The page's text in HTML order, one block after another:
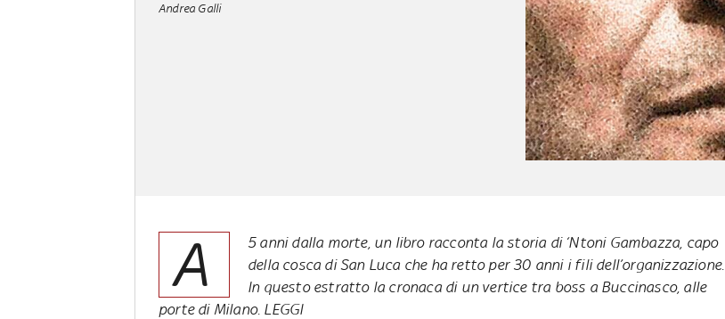
Andrea Galli
A 5 anni dalla morte, un libro racconta la storia di ‘Ntoni Gambazza, capo
della cosca di San Luca che ha retto per 30 anni i fili dell’organizzazione.
In questo estratto la cronaca di un vertice tra boss a Buccinasco, alle
porte di Milano. LEGGI